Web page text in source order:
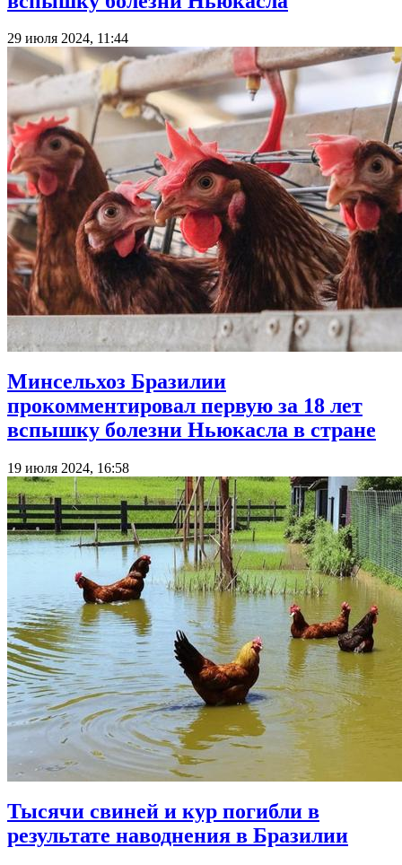
29 июля 2024, 11:44
Минсельхоз Бразилии
прокомментировал первую за 18 лет
вспышку болезни Ньюкасла в стране
19 июля 2024, 16:58
Тысячи свиней и кур погибли в
результате наводнения в Бразилии